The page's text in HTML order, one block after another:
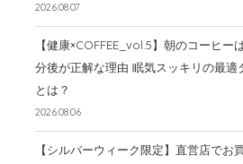
2026.08.07
【健康×COFFEE_vol.5】朝のコーヒー
分後が正解な理由 眠気スッキリの最適
とは？
2026.08.06
【シルバーウィーク限定】直営店でお